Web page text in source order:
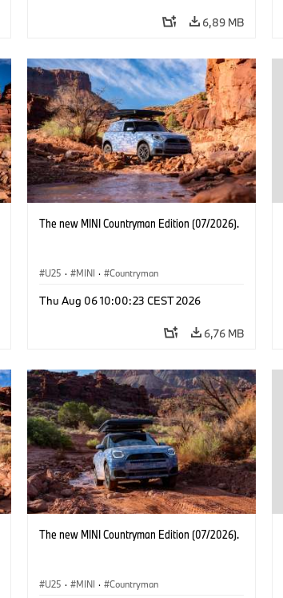
6,89 MB
The new MINI Countryman Edition (07/2026).
U25 · MINI · Countryman
Thu Aug 06 10:00:23 CEST 2026
6,76 MB
The new MINI Countryman Edition (07/2026).
U25 · MINI · Countryman